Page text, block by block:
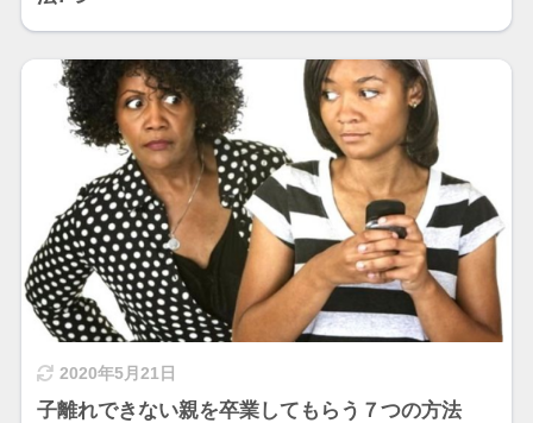
2020年5月21日
子離れできない親を卒業してもらう７つの方法